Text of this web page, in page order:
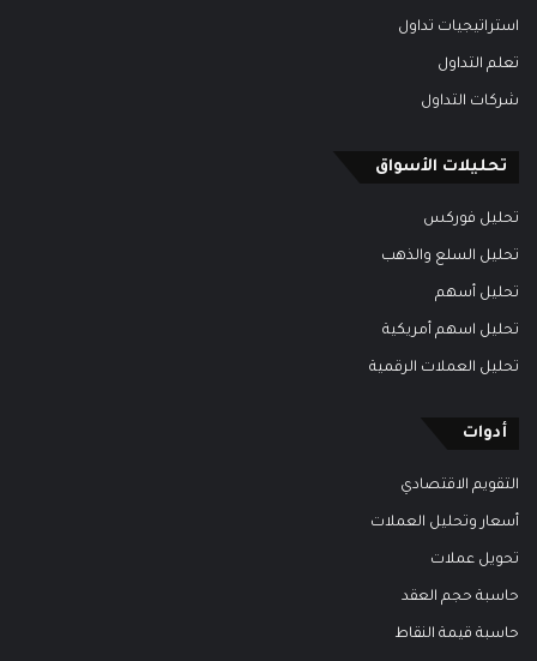
استراتيجيات تداول
تعلم التداول
شركات التداول
تحليلات الأسواق
تحليل فوركس
تحليل السلع والذهب
تحليل أسهم
تحليل اسهم أمريكية
تحليل العملات الرقمية
أدوات
التقويم الاقتصادي
أسعار وتحليل العملات
تحويل عملات
حاسبة حجم العقد
حاسبة قيمة النقاط